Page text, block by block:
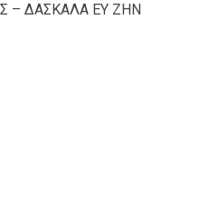
– ΔΑΣΚΑΛΑ ΕΥ ΖΗΝ